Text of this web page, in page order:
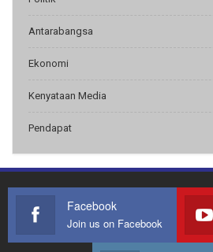
Antarabangsa
Ekonomi
Kenyataan Media
Pendapat
Facebook
Join us on Facebook